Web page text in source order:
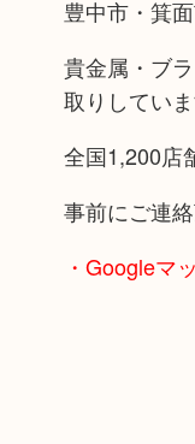
豊中市・箕
貴金属・ブ
取りしていま
全国1,200店
事前にご連
・Googleマ